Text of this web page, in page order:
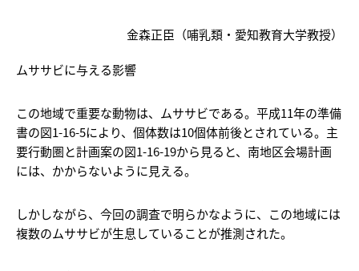
金森正臣（哺乳類・愛知教育大学教授）
ムササビに与える影響
この地域で重要な動物は、ムササビである。平成11年の準備
書の図1-16-5により、個体数は10個体前後とされている。主
要行動圏と計画案の図1-16-19から見ると、南地区会場計画
には、かからないように見える。
しかしながら、今回の調査で明らかなように、この地域には
複数のムササビが生息していることが推測された。